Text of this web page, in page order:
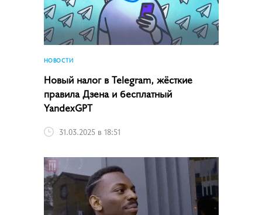
НОВОСТИ
Новый налог в Telegram, жёсткие
правила Дзена и бесплатный
YandexGPT
31.03.2025 в 18:51